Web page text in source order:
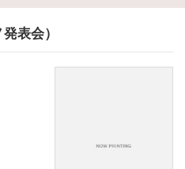
表会）